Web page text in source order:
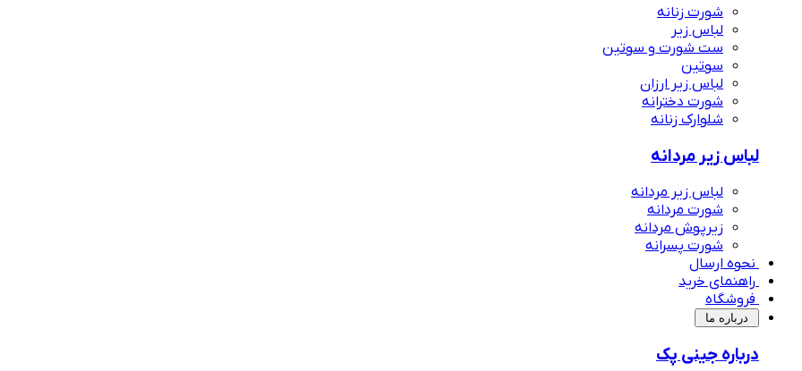
شورت زنانه
لباس زیر
ست شورت و سوتین
سوتین
لباس زیر ارزان
شورت دخترانه
شلوارک زنانه
لباس زیر مردانه
لباس زیر مردانه
شورت مردانه
زیرپوش مردانه
شورت پسرانه
نحوه ارسال
راهنمای خرید
فروشگاه
‌درباره ما
درباره جینی پک